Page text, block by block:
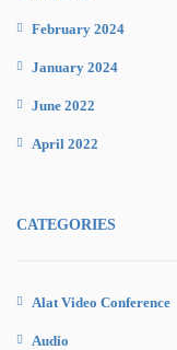
February 2024
January 2024
June 2022
April 2022
CATEGORIES
Alat Video Conference
Audio